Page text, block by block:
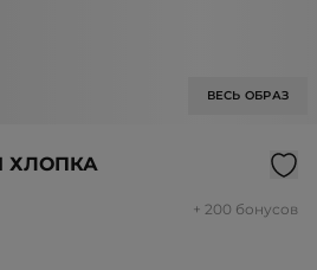
ВЕСЬ ОБРАЗ
ХЛОПКА
+ 200 бонусов